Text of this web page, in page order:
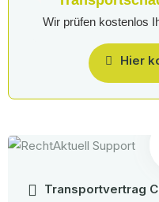
Wir prüfen kostenlos
Hier
Transportvertrag